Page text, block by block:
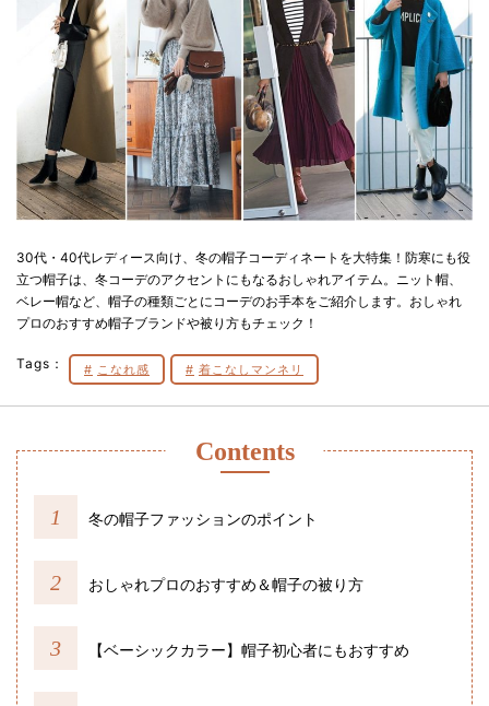
30代・40代レディース向け、冬の帽子コーディネートを大特集！防寒にも役
立つ帽子は、冬コーデのアクセントにもなるおしゃれアイテム。ニット帽、
ベレー帽など、帽子の種類ごとにコーデのお手本をご紹介します。おしゃれ
プロのおすすめ帽子ブランドや被り方もチェック！
Tags： こなれ感 着こなしマンネリ
Contents
冬の帽子ファッションのポイント
おしゃれプロのおすすめ＆帽子の被り方
【ベーシックカラー】帽子初心者にもおすすめ